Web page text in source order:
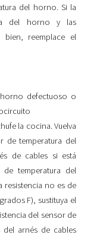
del horno. Si la
del horno y las
bien, reemplace el
defectuoso o
la cocina. Vuelva
de temperatura del
de cables si está
temperatura del
no es de
F), sustituya el
del sensor de
arnés de cables